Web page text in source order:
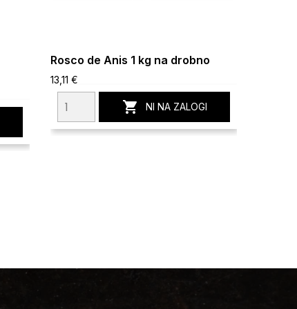
Rosco de Anis 1 kg na drobno
13,11 €
 NI NA ZALOGI